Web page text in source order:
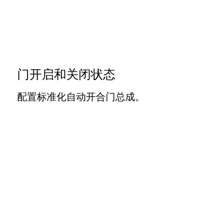
门开启和关闭状态
配置标准化自动开合门总成。